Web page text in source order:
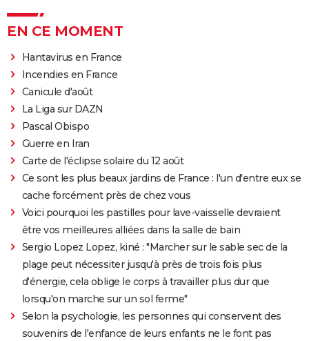
EN CE MOMENT
Hantavirus en France
Incendies en France
Canicule d'août
La Liga sur DAZN
Pascal Obispo
Guerre en Iran
Carte de l'éclipse solaire du 12 août
Ce sont les plus beaux jardins de France : l'un d'entre eux se
cache forcément près de chez vous
Voici pourquoi les pastilles pour lave-vaisselle devraient
être vos meilleures alliées dans la salle de bain
Sergio Lopez Lopez, kiné : "Marcher sur le sable sec de la
plage peut nécessiter jusqu'à près de trois fois plus
d'énergie, cela oblige le corps à travailler plus dur que
lorsqu'on marche sur un sol ferme"
Selon la psychologie, les personnes qui conservent des
souvenirs de l'enfance de leurs enfants ne le font pas